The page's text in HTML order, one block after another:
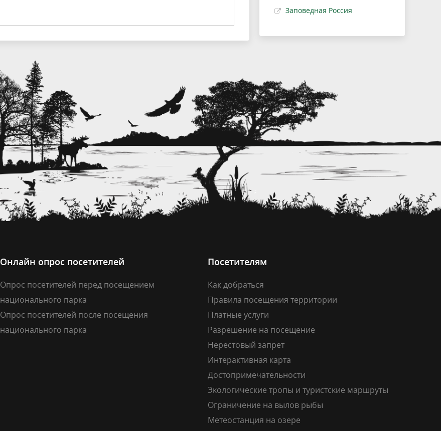
Заповедная Россия
Онлайн опрос посетителей
Опрос посетителей перед посещением
национального парка
Опрос посетителей после посещения
национального парка
Посетителям
Как добраться
Правила посещения территории
Платные услуги
Разрешение на посещение
Нерестовый запрет
Интерактивная карта
Достопримечательности
Экологические тропы и туристские маршруты
Ограничение на вылов рыбы
Метеостанция на озере